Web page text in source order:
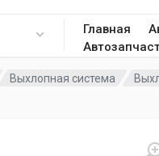
Главная
Выхлопная система